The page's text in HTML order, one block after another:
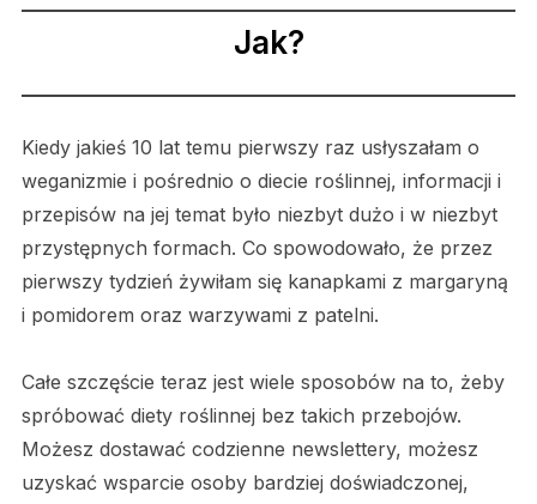
Jak?
Kiedy jakieś 10 lat temu pierwszy raz usłyszałam o
weganizmie i pośrednio o diecie roślinnej, informacji i
przepisów na jej temat było niezbyt dużo i w niezbyt
przystępnych formach. Co spowodowało, że przez
pierwszy tydzień żywiłam się kanapkami z margaryną
i pomidorem oraz warzywami z patelni.
Całe szczęście teraz jest wiele sposobów na to, żeby
spróbować diety roślinnej bez takich przebojów.
Możesz dostawać codzienne newslettery, możesz
uzyskać wsparcie osoby bardziej doświadczonej,